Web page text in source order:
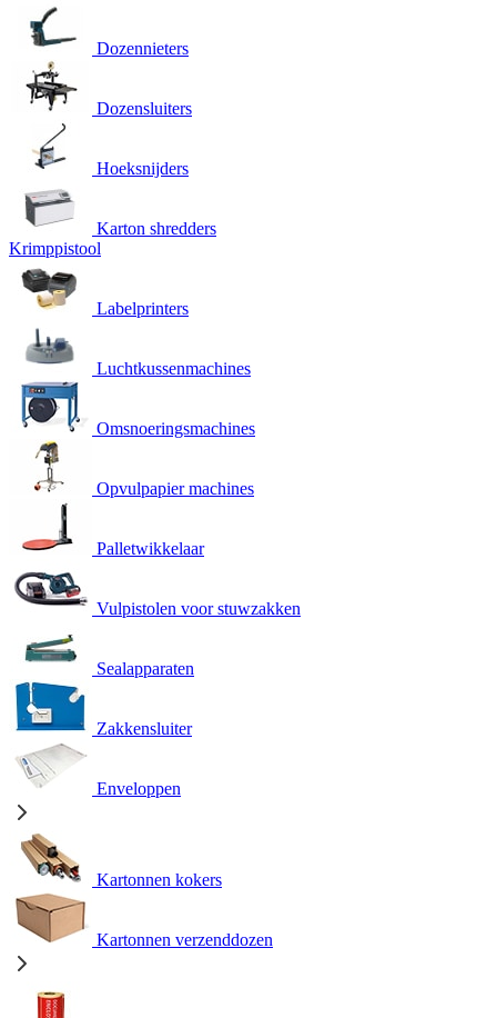
Dozennieters
Dozensluiters
Hoeksnijders
Karton shredders
Krimppistool
Labelprinters
Luchtkussenmachines
Omsnoeringsmachines
Opvulpapier machines
Palletwikkelaar
Vulpistolen voor stuwzakken
Sealapparaten
Zakkensluiter
Enveloppen
Kartonnen kokers
Kartonnen verzenddozen